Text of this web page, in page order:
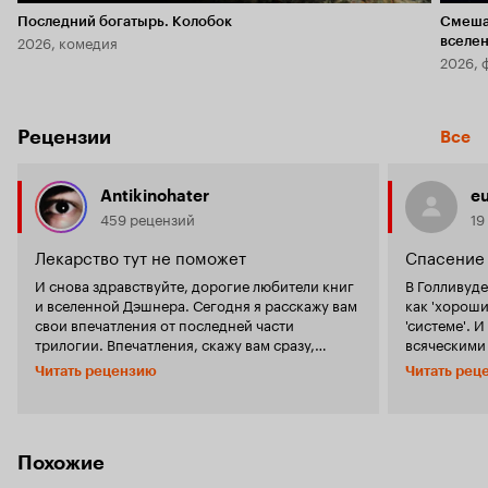
Последний богатырь. Колобок
2026, комедия
2026,
Рецензии Все
Antikinohater
459 рецензий
Лекарство тут не поможет
И снова здравствуйте, дорогие любители книг
и вселенной Дэшнера. Сегодня я расскажу вам
свои впечатления от последней части
трилогии. Впечатления, скажу вам сразу,
далеки от положительных. В данном случае
авторов ничего не может оправдать: на
финансовых вложений двух первых лент.
Читать рецензию
Спасение
В
как
'системе'.
'злой'
И
Читать
Похожие